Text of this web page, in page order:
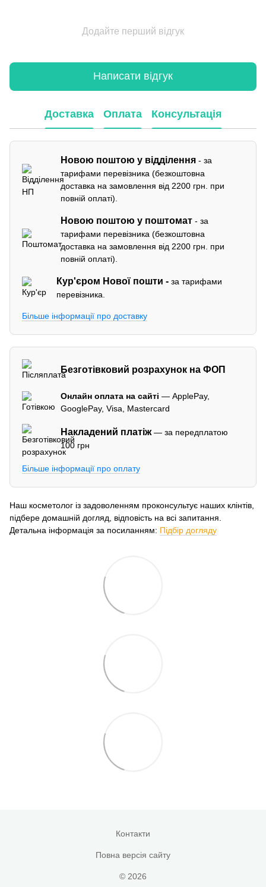
Додайте перший відгук
Написати відгук
Доставка Оплата Консультація
Новою поштою у відділення - за
тарифами перевізника (безкоштовна
доставка на замовлення від 2200 грн. при
повній оплаті).
Новою поштою у поштомат - за
тарифами перевізника (безкоштовна
доставка на замовлення від 2200 грн. при
повній оплаті).
Кур'єром Нової пошти -за тарифами
перевізника.
Більше інформації про доставку
Безготівковий розрахунок на ФОП
Онлайн оплата на сайті — ApplePay,
GooglePay, Visa, Mastercard
Накладений платіж— за передплатою
100 грн
Більше інформації про оплату
Наш косметолог із задоволенням проконсультує наших клінтів,
підбере домашній догляд, відповість на всі запитання.
Детальна інформація за посиланням: Підбір догляду
Контакти
Повна версія сайту
© 2026